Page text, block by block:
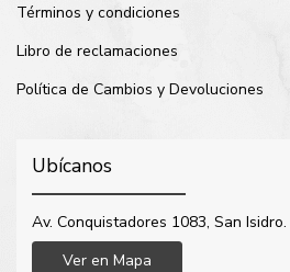
Términos y condiciones
Libro de reclamaciones
Política de Cambios y Devoluciones
Ubícanos
Av. Conquistadores 1083, San Isidro.
Ver en Mapa